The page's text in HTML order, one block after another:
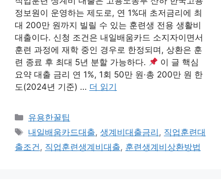
정보원이 운영하는 제도로, 연 1%대 초저금리에 최
대 200만 원까지 빌릴 수 있는 훈련생 전용 생활비
대출이다. 신청 조건은 내일배움카드 소지자이면서
훈련 과정에 재학 중인 경우로 한정되며, 상환은 훈
련 종료 후 최대 5년 분할 가능하다.
이 글 핵심
요약 대출 금리 연 1%, 1회 50만 원·총 200만 원 한
도(2024년 기준) … 더 읽기
카
테
리
유용한꿀팁
태
그
내일배움카드대출,생계비대출금리 , 직업훈련대
출조건, 직업훈련생계비대출, 훈련생계비상환방법